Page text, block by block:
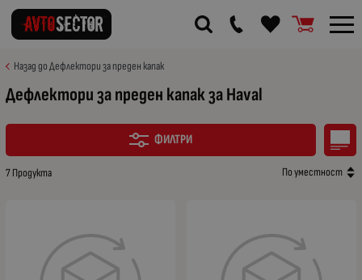
Назад до Дефлектори за преден капак
Дефлектори за преден капак за Haval
ФИЛТРИ
7 Продукта По уместност